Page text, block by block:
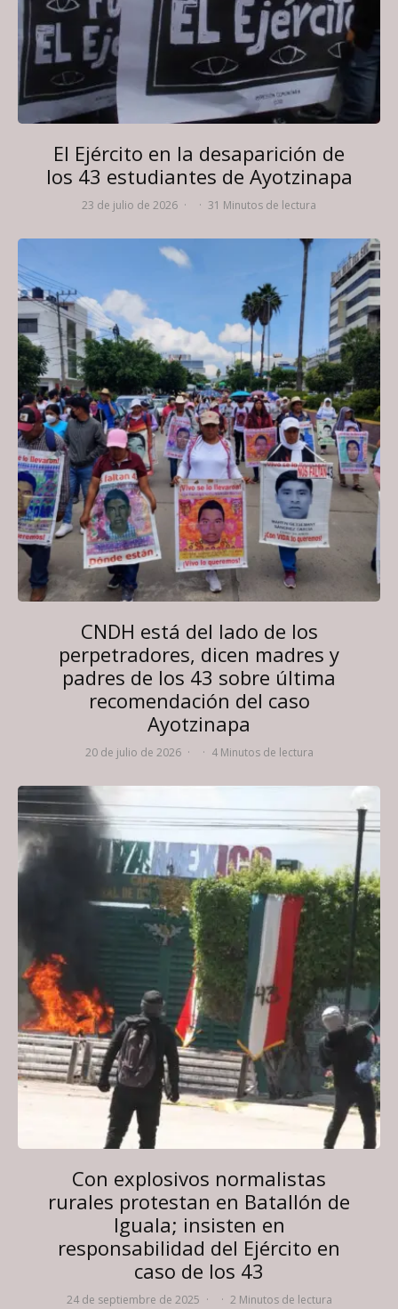
El Ejército en la desaparición de
los 43 estudiantes de Ayotzinapa
23 de julio de 2026 · · 31 Minutos de lectura
CNDH está del lado de los
perpetradores, dicen madres y
padres de los 43 sobre última
recomendación del caso
Ayotzinapa
20 de julio de 2026 · · 4 Minutos de lectura
Con explosivos normalistas
rurales protestan en Batallón de
Iguala; insisten en
responsabilidad del Ejército en
caso de los 43
24 de septiembre de 2025 · · 2 Minutos de lectura